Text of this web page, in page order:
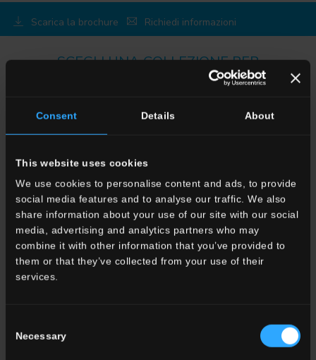
Consent Details About
This website uses cookies
We use cookies to personalise content and ads, to provide
social media features and to analyse our traffic. We also
share information about your use of our site with our social
media, advertising and analytics partners who may
combine it with other information that you’ve provided to
them or that they’ve collected from your use of their
services.
Selection
Necessary
Scarica la brochure Richiedi informazioni
SCEGLI UNA COLLEZIONE PER
Outdoor
Ambiente
Dining
Living